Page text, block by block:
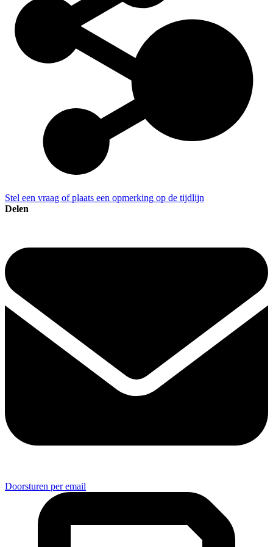
Stel een vraag of plaats een opmerking op de tijdlijn
Delen
Doorsturen per email